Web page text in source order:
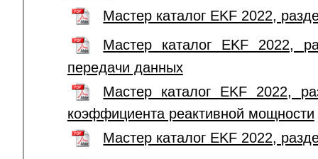
Мастер каталог EKF 2022,
Мастер каталог EKF 2022,
передачи данных
Мастер каталог EKF 2022,
коэффициента реактивной мощности
Мастер каталог EKF 2022,